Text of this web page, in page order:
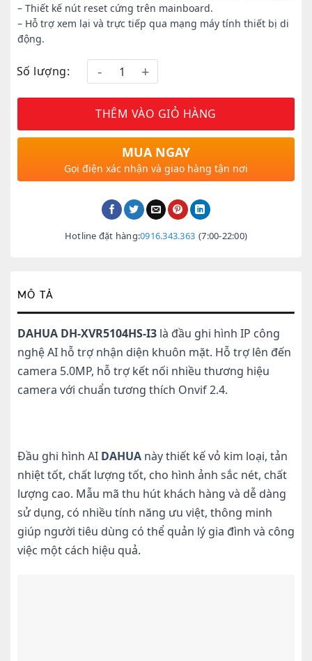
– Thiết kế nút reset cứng trên mainboard.
– Hỗ trợ xem lại và trực tiếp qua mạng máy tính thiết bị di
động.
Số lượng:
THÊM VÀO GIỎ HÀNG
MUA NGAY
Gọi điện xác nhận và giao hàng tận nơi
Hotline đặt hàng:0916.343.363 (7:00-22:00)
MÔ TẢ
DAHUA DH-XVR5104HS-I3là đầu ghi hình IP công
nghệ AI hỗ trợ nhận diện khuôn mặt. Hỗ trợ lên đến
camera 5.0MP, hỗ trợ kết nối nhiều thương hiệu
camera với chuẩn tương thích Onvif 2.4.
Đầu ghi hình AI DAHUAnày thiết kế vỏ kim loại, tản
nhiệt tốt, chất lượng tốt, cho hình ảnh sắc nét, chất
lượng cao. Mẫu mã thu hút khách hàng và dễ dàng
sử dụng, có nhiều tính năng ưu việt, thông minh
giúp người tiêu dùng có thể quản lý gia đình và công
việc một cách hiệu quả.